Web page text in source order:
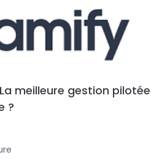
meilleure gestion pilotée
?